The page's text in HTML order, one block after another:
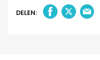
DELEN: